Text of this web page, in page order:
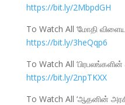
https://bit.ly/2MbpdGH
To Watch All ‘மோதி
https://bit.ly/3heQqp6
To Watch All
https://bit.ly/2npTKXX
To Watch All ‘ஆதனின்